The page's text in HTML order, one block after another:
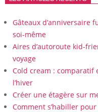
Gâteaux d’anniversaire
soi-même
Aires d’autoroute kid-
voyage
Cold cream :
l’hiver
Créer une étagère sur
Comment s’habiller